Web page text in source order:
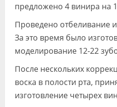
предложено 4 винира на
Проведено отбеливание
За это время было
моделирование 12-22
После нескольких
воска в полости рта,
изготовление четырех